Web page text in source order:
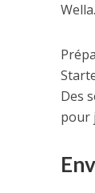
Wella.
Des
pour